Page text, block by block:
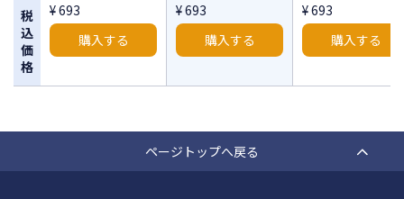
税
込
価
格
¥ 693
購入する
¥ 693
購入する
¥ 693
購入する
ページトップへ戻る